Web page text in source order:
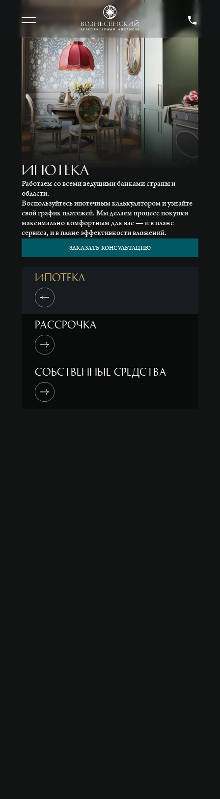
ипотека
Работаем со всеми ведущими банками страны и
области.
Воспользуйтесь ипотечным калькулятором и узнайте
свой график платежей. Мы делаем процесс покупки
максимально комфортным для вас — и в плане
сервиса, и в плане эффективности вложений.
ЗАКАЗАТЬ КОНСУЛЬТАЦИЮ
Ипотека
Рассрочка
Собственные средства